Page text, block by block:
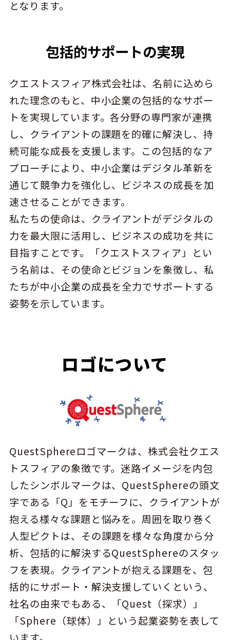
となります。
包括的サポートの実現
クエストスフィア株式会社は、名前に込めら
れた理念のもと、中小企業の包括的なサポー
トを実現しています。各分野の専門家が連携
し、クライアントの課題を的確に解決し、持
続可能な成長を支援します。この包括的なア
プローチにより、中小企業はデジタル革新を
通じて競争力を強化し、ビジネスの成長を加
速させることができます。
私たちの使命は、クライアントがデジタルの
力を最大限に活用し、ビジネスの成功を共に
目指すことです。「クエストスフィア」とい
う名前は、その使命とビジョンを象徴し、私
たちが中小企業の成長を全力でサポートする
姿勢を示しています。
ロゴについて
QuestSphereロゴマークは、株式会社クエス
トスフィアの象徴です。迷路イメージを内包
したシンボルマークは、QuestSphereの頭文
字である「Q」をモチーフに、クライアントが
抱える様々な課題と悩みを。周囲を取り巻く
人型ピクトは、その課題を様々な角度から分
析、包括的に解決するQuestSphereのスタッ
フを表現。クライアントが抱える課題を、包
括的にサポート・解決支援していくという、
社名の由来でもある、「Quest（探求）」
「Sphere（球体）」という起業姿勢を表して